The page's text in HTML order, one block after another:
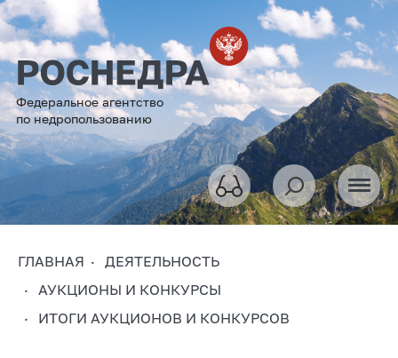
Федеральное агентство
по недропользованию
ГЛАВНАЯ
ДЕЯТЕЛЬНОСТЬ
АУКЦИОНЫ И КОНКУРСЫ
ИТОГИ АУКЦИОНОВ И КОНКУРСОВ